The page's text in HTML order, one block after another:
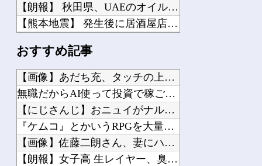
【朗報】 秋田県、UAEのオイルマネー2兆円が転がり込んでガチで東北最強になるぞ...
【熊本地震】 発生後に居酒屋店内から温泉が吹き出す ← これ前触れじゃね？
【悲報】 ワイ(33)、明日嫁(34)と妊活しないといけなくて辛い
【警告】 医師『熱中症で”ロキソニン”を飲んではいけない理由がこれ』
近所のコープにいる爺さん、隙あらば他人のカゴに商品を入れようとする
【恐怖】 東名高速で結婚式の衣装合わせに向かっていた夫婦の車に何度も何度も追突し...
【驚愕】 社長「役立たずの中年社員解雇したら若手もみんな辞めてしまった…」
【驚愕】 インドネシア、[ドラえもんが16人発見されるｗｗｗｗｗｗｗｗｗ
おすすめ記事
【画像】あだち充、タッチの上杉達也が浅倉南に告白したシーンを...
無職だからAI使って投資で稼ごうと思う他
【にじさんじ】おニュイがナルホドくんに驚いとる他
『ケムコ』とかいうRPGを大量生産してる謎のメーカー他
【画像】佐藤二朗さん、妻にハグを要請して認められたと報告→...
【朗報】女子高 生レイヤー、臭いやつに苦言 「洋服は一回全部...